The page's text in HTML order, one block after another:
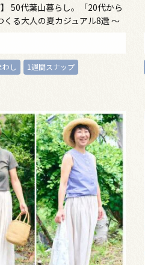
50代葉山暮らし。「20代から
くる大人の夏カジュアル8選 ～
わし 1週間スナップ